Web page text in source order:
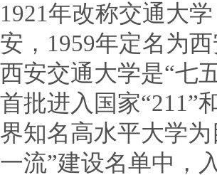
1921年改称交通大
安，1959年定名为
西安交通大学是“七
首批进入国家“211”
界知名高水平大学
一流”建设名单中，